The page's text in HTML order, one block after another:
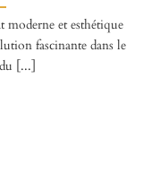
moderne et esthétique
fascinante dans le
[...]